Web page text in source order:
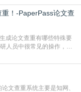
术文献、网络内容，生成
布的作品撞重复，甚至会
！-PaperPass论文查
成论文查重有哪些特殊要
人员中很常见的操作，不
训练AI的数据集本身就包
时很容易无意识拼接出重